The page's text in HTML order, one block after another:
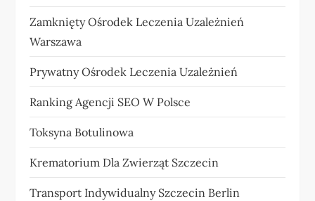
Zamknięty Ośrodek Leczenia Uzależnień
Warszawa
Prywatny Ośrodek Leczenia Uzależnień
Ranking Agencji SEO W Polsce
Toksyna Botulinowa
Krematorium Dla Zwierząt Szczecin
Transport Indywidualny Szczecin Berlin